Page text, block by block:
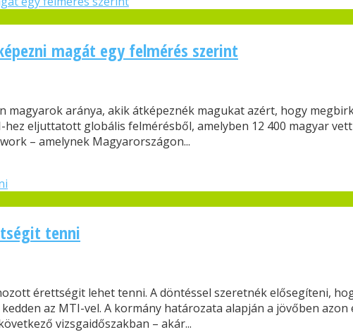
magát egy felmérés szerint
magyarok aránya, akik átképeznék magukat azért, hogy
eljuttatott globális felmérésből, amelyben 12 400 magyar
– amelynek Magyarországon...
tenni
érettségit lehet tenni. A döntéssel szeretnék elősegíteni,
az MTI-vel. A kormány határozata alapján a jövőben
vizsgaidőszakban – akár...